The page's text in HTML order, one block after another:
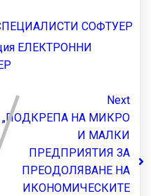
СОФТУЕР
ЕЛЕКТРОННИ
Next
„ПОДКРЕПА НА МИКРО
И МАЛКИ
ПРЕДПРИЯТИЯ ЗА
ПРЕОДОЛЯВАНЕ НА
ИКОНОМИЧЕСКИТЕ